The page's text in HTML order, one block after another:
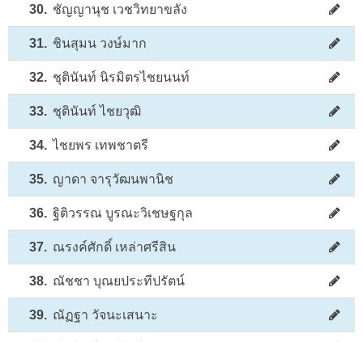
30. ชัญญานุช เวชวิทยาขลัง
31. ชินสุมน วงษ์มาก
32. ชุตินันท์ นิรมิตรไชยนนท์
33. ชุตินันท์ ไชยวุฒิ
34. ไชยพร เทพชาตรี
35. ญาดา จารุวัฒนพานิช
36. ฐิติวรรณ บูรณะวิเชษฐกุล
37. ณรงค์ศักดิ์ เหล่าศรีสิน
38. ณัชชา บุณยประทีปรัตน์
39. ณัฏฐา วัจนะเสนาะ